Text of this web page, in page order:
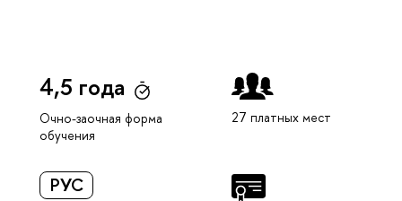
4,5 года
Очно-заочная форма
обучения
27 платных мест
РУС